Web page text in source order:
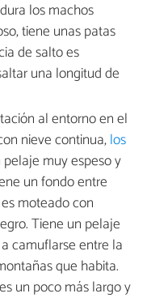
los machos
tiene unas patas
de salto es
una longitud de
al entorno en el
nieve continua,los
muy espeso y
un fondo entre
moteado con
Tiene un pelaje
camuflarse entre la
que habita.
un poco más largo y